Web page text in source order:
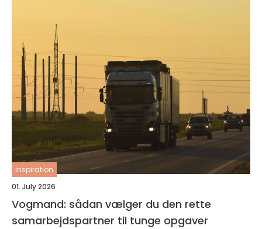
inspiration
01. July 2026
Vogmand: sådan vælger du den rette
samarbejdspartner til tunge opgaver